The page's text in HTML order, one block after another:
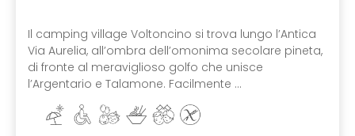
Il camping village Voltoncino si trova lungo l’Antica
Via Aurelia, all’ombra dell’omonima secolare pineta,
di fronte al meraviglioso golfo che unisce
l’Argentario e Talamone. Facilmente ...